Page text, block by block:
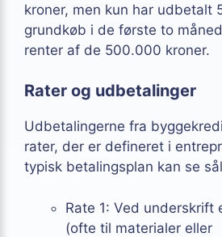
kroner, men kun har udbetalt
grundkøb i de første to
renter af de 500.000 kroner.
Rater og udbetalinger
Udbetalingerne fra
rater, der er defineret i
typisk betalingsplan kan se
Rate 1: Ved underskrift
(ofte til materialer eller